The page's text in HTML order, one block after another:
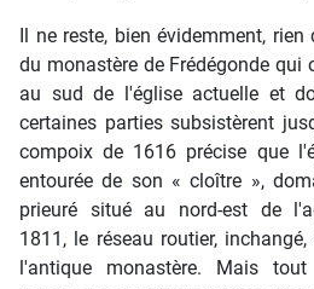
Il ne reste, bien évidemment,
du monastère de Frédégonde qui
au sud de l'église actuelle et
certaines parties subsistèrent
compoix de 1616 précise que
entourée de son « cloître »,
prieuré situé au nord-est de
1811, le réseau routier,
l'antique monastère. Mais